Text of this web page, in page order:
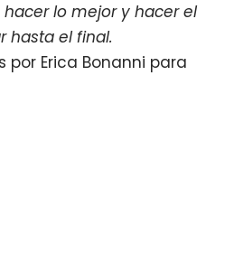
lo mejor y hacer el
hasta el final.
por Erica Bonanni para